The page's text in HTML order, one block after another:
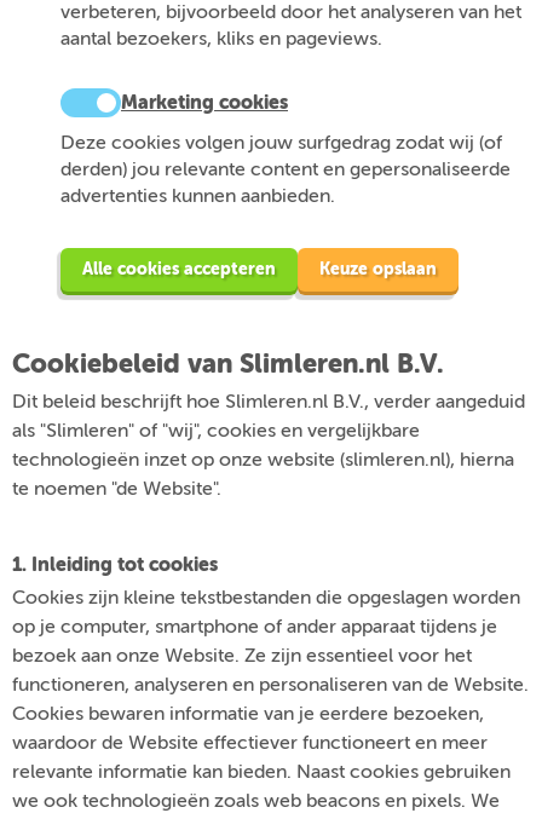
verbeteren, bijvoorbeeld door het analyseren van het
aantal bezoekers, kliks en pageviews.
Marketing cookies
Deze cookies volgen jouw surfgedrag zodat wij (of
derden) jou relevante content en gepersonaliseerde
advertenties kunnen aanbieden.
Alle cookies accepteren Keuze opslaan
Cookiebeleid van Slimleren.nl B.V.
Dit beleid beschrijft hoe Slimleren.nl B.V., verder aangeduid
als "Slimleren" of "wij", cookies en vergelijkbare
technologieën inzet op onze website (slimleren.nl), hierna
te noemen "de Website".
1. Inleiding tot cookies
Cookies zijn kleine tekstbestanden die opgeslagen worden
op je computer, smartphone of ander apparaat tijdens je
bezoek aan onze Website. Ze zijn essentieel voor het
functioneren, analyseren en personaliseren van de Website.
Cookies bewaren informatie van je eerdere bezoeken,
waardoor de Website effectiever functioneert en meer
relevante informatie kan bieden. Naast cookies gebruiken
we ook technologieën zoals web beacons en pixels. We